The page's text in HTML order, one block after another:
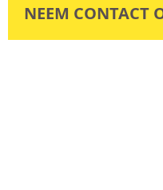
NEEM CONTACT